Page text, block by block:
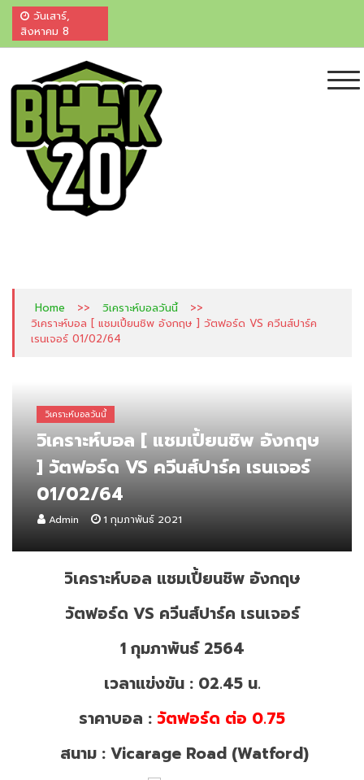
วันเสาร์,
สิงหาคม 8
Home >> วิเคราะห์บอลวันนี้
>>
วิเคราะห์บอล [ แชมเปี้ยนชิพ อังกฤษ ] วัตฟอร์ด VS ควีนส์ปาร์ค
เรนเจอร์ 01/02/64
วิเคราะห์บอลวันนี้
วิเคราะห์บอล [ แชมเปี้ยนชิพ อังกฤษ
] วัตฟอร์ด VS ควีนส์ปาร์ค เรนเจอร์
01/02/64
Admin 1 กุมภาพันธ์ 2021
วิเคราะห์บอล แชมเปี้ยนชิพ อังกฤษ
วัตฟอร์ด VS ควีนส์ปาร์ค เรนเจอร์
1 กุมภาพันธ์ 2564
เวลาแข่งขัน : 02.45 น.
ราคาบอล : วัตฟอร์ด ต่อ 0.75
สนาม : Vicarage Road (Watford)